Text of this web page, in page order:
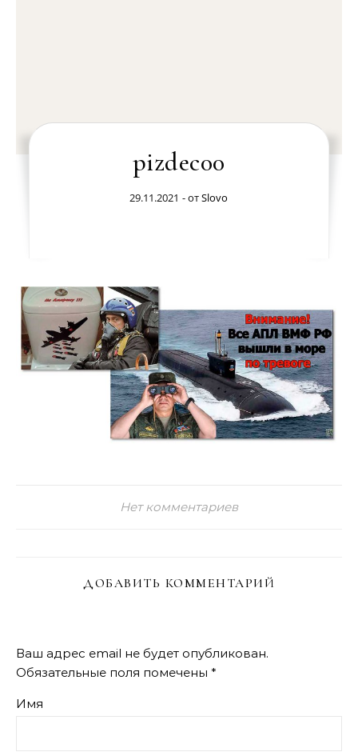
pizdec00
29.11.2021 - отSlovo
Нет комментариев
ДОБАВИТЬ КОММЕНТАРИЙ
Ваш адрес email не будет опубликован.
Обязательные поля помечены *
Имя